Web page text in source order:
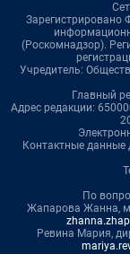
Зарегистрировано
(Роскомнадзор).
Учредитель:
Главный
Адрес редакции:
Контактные данные
По
Жапарова Жанна,
Ревина Мария,